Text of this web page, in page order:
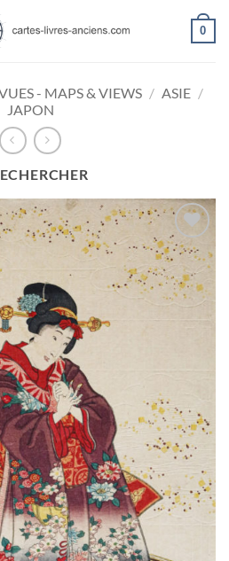
0
- MAPS & VIEWS / ASIE /
JAPON
Ajouter
à la
wishlist